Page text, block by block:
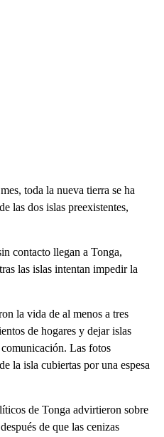
toda la nueva tierra se ha
las dos islas preexistentes,
contacto llegan a Tonga,
las islas intentan impedir la
la vida de al menos a tres
de hogares y dejar islas
Las fotos
la isla cubiertas por una espesa
de Tonga advirtieron sobre
de que las cenizas